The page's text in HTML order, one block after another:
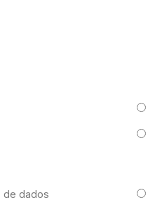
de dados